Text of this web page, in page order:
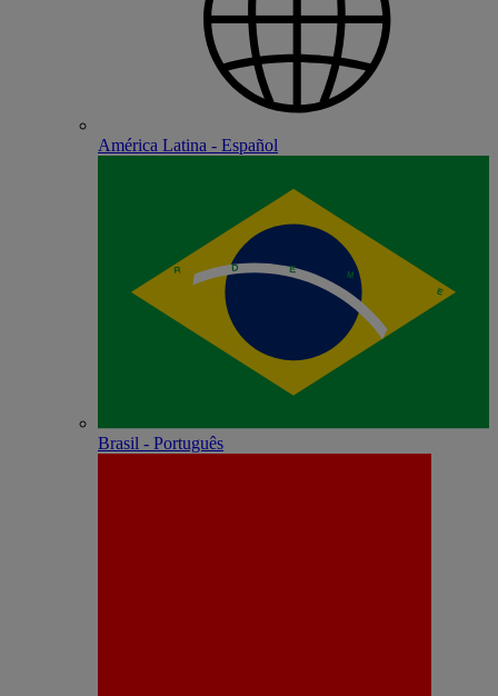
América Latina - Español
Brasil - Português